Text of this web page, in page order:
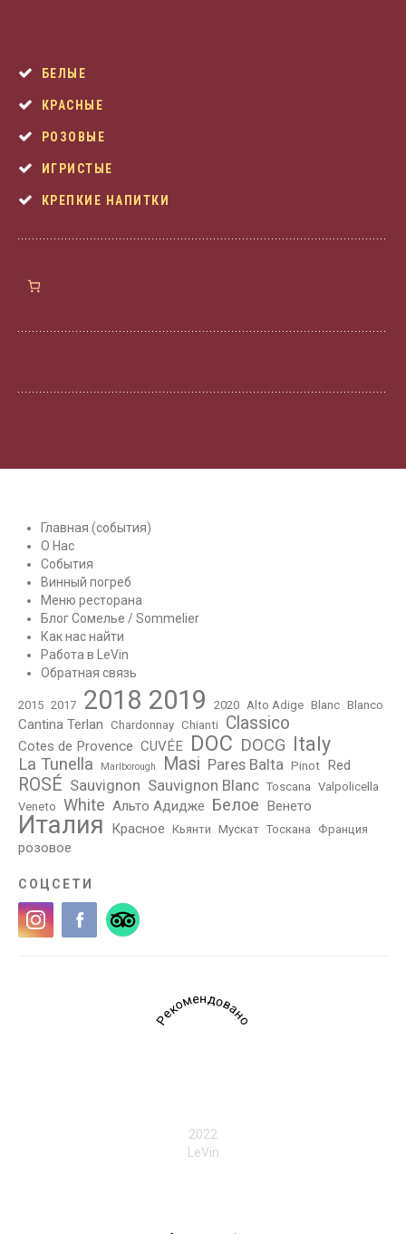
БЕЛЫЕ
КРАСНЫЕ
РОЗОВЫЕ
ИГРИСТЫЕ
КРЕПКИЕ НАПИТКИ
Главная (события)
О Нас
События
Винный погреб
Меню ресторана
Блог Сомелье / Sommelier
Как нас найти
Работа в LeVin
Обратная связь
2015 2017 2018 2019 2020 Alto Adige Blanc Blanco
Cantina Terlan Chardonnay Chianti Classico
Cotes de Provence CUVÉE DOC DOCG Italy
La Tunella Marlborough Masi Pares Balta Pinot Red
ROSÉ Sauvignon Sauvignon Blanc Toscana Valpolicella
Veneto White Альто Адидже Белое Венето
Италия Красное Кьянти Мускат Тоскана Франция
розовое
СОЦСЕТИ
Рекомендовано
2022
LeVin